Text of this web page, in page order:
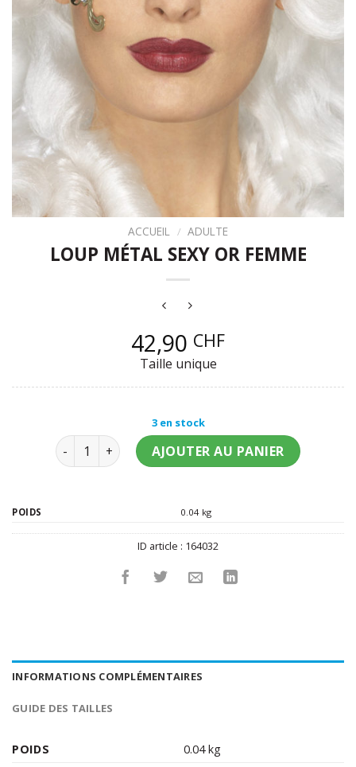
ACCUEIL / ADULTE
LOUP MÉTAL SEXY OR FEMME
42,90 CHF
Taille unique
3 en stock
quantité de Loup métal sexy or femme
AJOUTER AU PANIER
POIDS 0.04 kg
ID article : 164032
INFORMATIONS COMPLÉMENTAIRES
GUIDE DES TAILLES
POIDS 0.04 kg